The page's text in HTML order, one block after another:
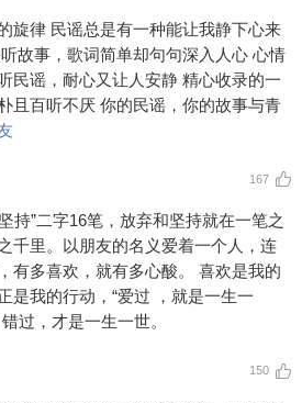
旋律 民谣总是有一种能让我静下心来
故事，歌词简单却句句深入人心 心情
民谣，耐心又让人安静 精心收录的一
且百听不厌 你的民谣，你的故事与青
167
持”二字16笔，放弃和坚持就在一笔之
千里。以朋友的名义爱着一个人，连
有多喜欢，就有多心酸。 ​​​喜欢是我的
是我的行动，“爱过 ，就是一生一
过，才是一生一世。
150